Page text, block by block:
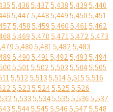
5,4365,4375,4385,4395,440
5,4475,4485,4495,4505,451
5,4585,4595,4605,4615,462
5,4695,4705,4715,4725,473
5,4805,4815,4825,483
5,4905,4915,4925,4935,494
5,5015,5025,5035,5045,505
5,5125,5135,5145,5155,516
5,5235,5245,5255,526
5,5335,5345,5355,5365,537
5,5445,5455,5465,5475,548